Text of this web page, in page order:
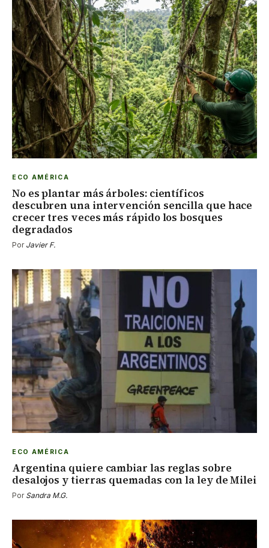
ECO AMÉRICA
No es plantar más árboles: científicos
descubren una intervención sencilla que hace
crecer tres veces más rápido los bosques
degradados
Por Javier F.
ECO AMÉRICA
Argentina quiere cambiar las reglas sobre
desalojos y tierras quemadas con la ley de Milei
Por Sandra M.G.